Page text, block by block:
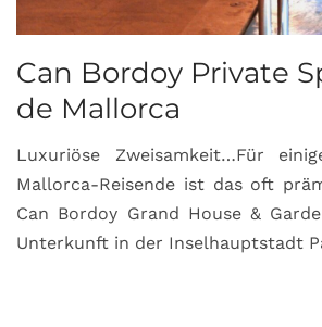
Can Bordoy Private
de Mallorca
Luxuriöse Zweisamkeit…Für
Mallorca-Reisende ist das oft
Can Bordoy Grand House &
Unterkunft in der Inselhauptstadt